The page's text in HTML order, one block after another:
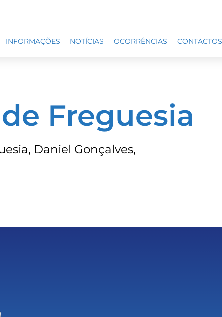
INFORMAÇÕES NOTÍCIAS OCORRÊNCIAS CONTACTOS
Freguesia
Daniel Gonçalves,